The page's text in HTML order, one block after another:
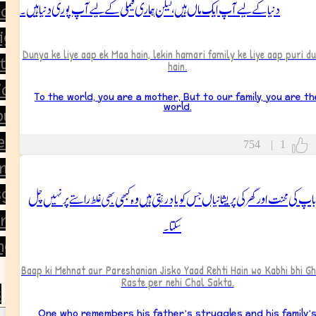
Day
دنیا کے لیے آپ ایک ماں ہیں، لیکن ہماری فیملی کے لیے آپ پوری دنیا ہیں۔
Dunya ke liye aap ek Maa hain, lekin hamari family ke liye aap puri
hain.
To the world, you are a mother, But to our family, you are
world.
754 | 1
باپ کی محنت اور گھر کی پریشانیاں جس کو یاد رہتی ہیں وہ کبھی بھی غلط راستے پر نہیں چل
سکتا۔
Baap ki Mehnat aur Pareshanian Jisko Yaad Rehti Hain wo Kabhi bhi
Raste per nehi Chal Sakta.